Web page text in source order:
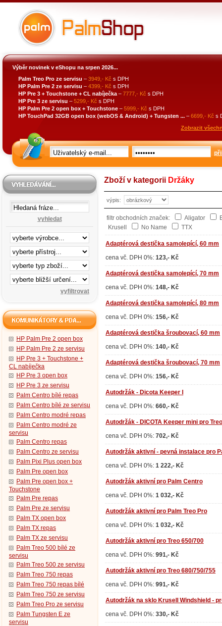
Výběr novinek v eShopu na srpen 2026...
Palm Treo Pro ze servisu – 3949,- Kč s DPH
HP Palm Pre 2 ze servisu – 4399,- Kč s DPH
HP Pre 3 + Touchstone + CL nabíječka – 7777,- Kč s DPH
HP Pre 3 ze servisu – 5299,- Kč s DPH
HP Palm Pre 2 open box + Touchstone – 5999,- Kč s DPH
HP TouchPad 32GB open box (webOS & Android) + Tungsten ... – 6699,- Kč s
Zobrazit
vyhledat
HP Palm Pre 2 open box
HP Palm Pre 2 ze servisu
HP Pre 3 + Touchstone +
CL nabíječka
HP Pre 3 open box
HP Pre 3 ze servisu
Palm Centro bílé repas
Palm Centro bílé ze servisu
Palm Centro modré repas
Palm Centro modré ze
servisu
Palm Centro repas
Palm Centro ze servisu
Palm Pixi Plus open box
Palm Pre open box
Palm Pre open box +
Touchstone
Palm Pre repas
Palm Pre ze servisu
Palm TX open box
Palm TX repas
Palm TX ze servisu
Palm Treo 500 bílé ze
servisu
Palm Treo 500 ze servisu
Palm Treo 750 repas
Palm Treo 750 repas bílé
Palm Treo 750 ze servisu
Palm Treo Pro ze servisu
Palm Tungsten E ze
servisu
Zboží v kategorii Držáky
výpis:
filtr obchodních značek: Aligator
Krusell
No Name TTX
Adaptérová destička samolepící, 60 mm
cena vč. DPH 0%: 123,- Kč
Adaptérová destička samolepící, 70 mm
cena vč. DPH 0%: 148,- Kč
Adaptérová destička samolepící, 80 mm
cena vč. DPH 0%: 156,- Kč
Adaptérová destička šroubovací, 60 mm
cena vč. DPH 0%: 140,- Kč
Adaptérová destička šroubovací, 70 mm
cena vč. DPH 0%: 156,- Kč
Autodržák - Dicota Keeper I
cena vč. DPH 0%: 660,- Kč
Autodržák - DICOTA Keeper mini pro
cena vč. DPH 0%: 702,- Kč
Autodržák aktivní - pevná instalace pro
cena vč. DPH 0%: 1 222,- Kč
Autodržák aktivní pro Palm Centro
cena vč. DPH 0%: 1 032,- Kč
Autodržák aktivní pro Palm Treo Pro
cena vč. DPH 0%: 1 032,- Kč
Autodržák aktivní pro Treo 650/700
cena vč. DPH 0%: 991,- Kč
Autodržák aktivní pro Treo 680/750/755
cena vč. DPH 0%: 991,- Kč
Autodržák na sklo Krusell Windshield -
cena vč. DPH 0%: 330,- Kč